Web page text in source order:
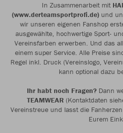
In Zusammenarbeit mit
(www.derteamsportprofi.de)und
wir unseren eigenen Fanshop
ausgewählte, hochwertige Sport-
Vereinsfarben erwerben. Und das
einem super Service. Alle Preise
Regel inkl. Druck (Vereinslogo,
kann optional dazu
Ihr habt noch Fragen?Dann
TEAMWEAR(Kontaktdaten
Vereinstreue und lasst die
Eurem